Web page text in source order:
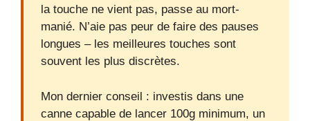
la touche ne vient pas, passe au mort-
manié. N’aie pas peur de faire des pauses
longues – les meilleures touches sont
souvent les plus discrètes.
Mon dernier conseil : investis dans une
canne capable de lancer 100g minimum, un